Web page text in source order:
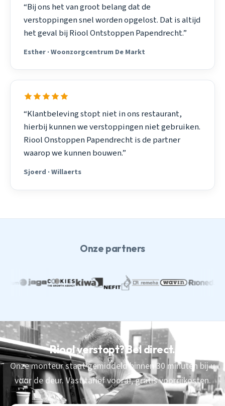
“Bij ons het van groot belang dat de
verstoppingen snel worden opgelost. Dat is altijd
het geval bij Riool Ontstoppen Papendrecht.”
Esther · Woonzorgcentrum De Markt
“Klantbeleving stopt niet in ons restaurant,
hierbij kunnen we verstoppingen niet gebruiken.
Riool Onstoppen Papendrecht is de partner
waarop we kunnen bouwen.”
Sjoerd · Willaerts
Onze partners
Riool verstopt? Bel direct.
Onze monteur staat gemiddeld binnen 30 minuten bij u
voor de deur. Vast tarief vooraf, gratis voorrijkosten.